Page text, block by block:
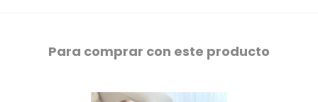
Para comprar con este producto